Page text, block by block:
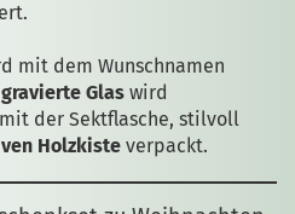
mit dem Wunschnamen
Glas wird
der Sektflasche, stilvoll
Holzkiste verpackt.